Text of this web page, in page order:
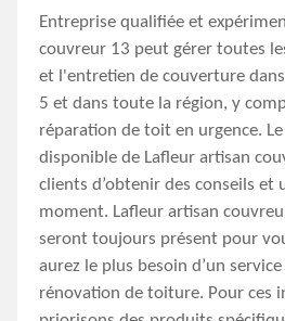
Entreprise qualifiée et
couvreur 13 peut gérer toutes
et l'entretien de couverture
5 et dans toute la région, y
réparation de toit en urgence.
disponible de Lafleur artisan
clients d’obtenir des conseils et
moment. Lafleur artisan
seront toujours présent pour
aurez le plus besoin d’un
rénovation de toiture. Pour ces